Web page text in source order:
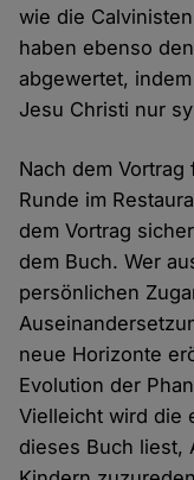
wie die
haben ebenso
abgewertet,
Jesu Christi nur
Nach dem
Runde im
dem Vortrag
dem Buch. Wer
persönlichen
neue Horizonte
Evolution der
Vielleicht wird die
dieses Buch liest,